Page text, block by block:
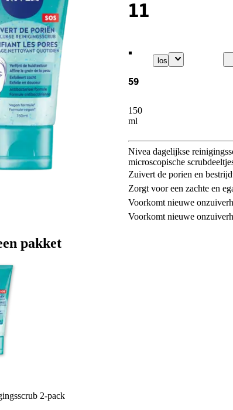
11
.
59
150
ml
los
Nivea dagelijkse
microscopische
Zuivert de porien en
Zorgt voor een zachte en
Voorkomt nieuwe
Voorkomt nieuwe
pakket
2-pack